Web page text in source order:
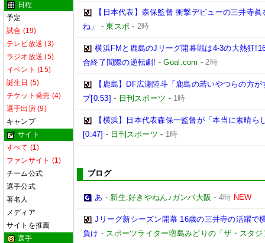
日程
予定
試合 (19)
テレビ放送 (3)
ラジオ放送 (5)
イベント (15)
誕生日 (5)
チケット発売 (4)
選手出演 (9)
キャンプ
サイト
すべて (1)
ファンサイト (1)
チーム公式
選手公式
著名人
メディア
サイトを推薦
選手
【日本代表】森保監督 衝撃デビューの三井寺
ね」
-東スポ - 2時
横浜FMと鹿島のJリーグ開幕戦は4-3の大熱狂
合終了間際の逆転劇! -Goal.com -2時
【鹿島】DF広瀬陸斗「鹿島の若いやつらの方
プ[0:53] - 日刊スポーツ - 1時
【横浜】日本代表森保一監督が「本当に素晴
[0:47] - 日刊スポーツ - 1時
ブログ
あ - 新生:好きやねん♪ガンバ大阪 - 4時 NEW
Jリーグ新シーズン開幕 16歳の三井寺の活躍で
負け - スポーツライター増島みどりの「ザ・スタジ